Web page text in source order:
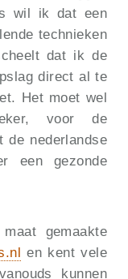
wil ik dat een
technieken
dat ik de
direct al te
Het moet wel
voor de
de nederlandse
een gezonde
gemaakte
en kent vele
kunnen